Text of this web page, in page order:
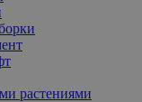
растениями